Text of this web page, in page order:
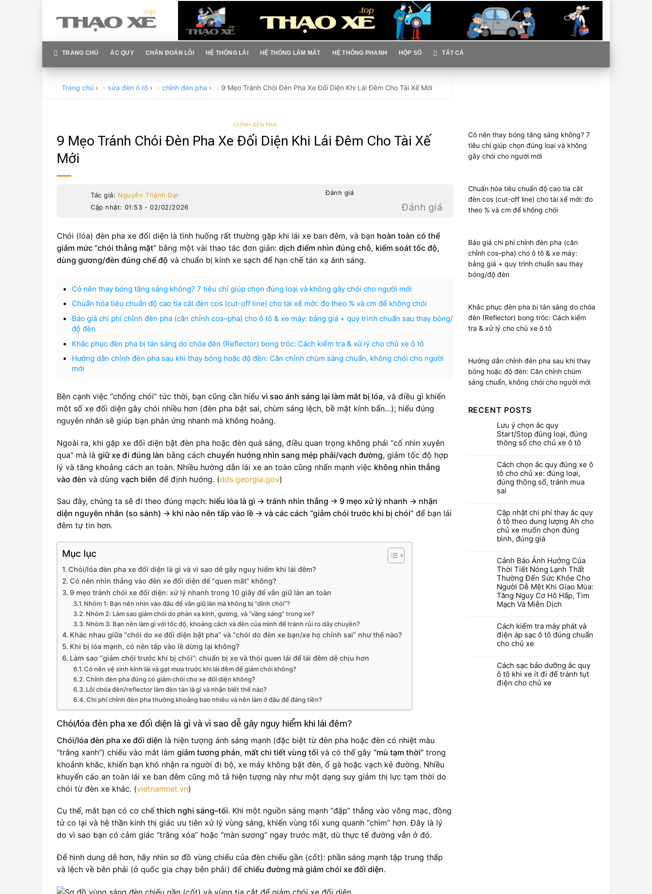
content
TRANG CHỦ ẮC QUY CHẨN ĐOÁN LỖI HỆ THỐNG LÁI HỆ THỐNG LÀM MÁT HỆ THỐNG PHANH HỘP SỐ TẤT CẢ
Trang chủ › sửa đèn ô tô › chỉnh đèn pha › 9 Mẹo Tránh Chói Đèn Pha Xe Đối Diện Khi Lái Đêm Cho Tài Xế Mới
CHỈNH ĐÈN PHA
9 Mẹo Tránh Chói Đèn Pha Xe Đối Diện Khi Lái Đêm Cho Tài Xế
Mới
Tác giả: Nguyễn Thành Đạt
Cập nhật: 01:53 - 02/02/2026
Đánh giá
Đánh giá
Chói (lóa) đèn pha xe đối diện là tình huống rất thường gặp khi lái xe ban đêm, và bạn hoàn toàn có thể
giảm mức “chói thẳng mặt” bằng một vài thao tác đơn giản: dịch điểm nhìn đúng chỗ, kiểm soát tốc độ,
dùng gương/đèn đúng chế độ và chuẩn bị kính xe sạch để hạn chế tán xạ ánh sáng.
Có nên thay bóng tăng sáng không? 7 tiêu chí giúp chọn đúng loại và không gây chói cho người mới
Chuẩn hóa tiêu chuẩn độ cao tia cắt đèn cos (cut-off line) cho tài xế mới: đo theo % và cm để không chói
Báo giá chi phí chỉnh đèn pha (căn chỉnh cos–pha) cho ô tô & xe máy: bảng giá + quy trình chuẩn sau thay bóng/
độ đèn
Khắc phục đèn pha bị tán sáng do chóa đèn (Reflector) bong tróc: Cách kiểm tra & xử lý cho chủ xe ô tô
Hướng dẫn chỉnh đèn pha sau khi thay bóng hoặc độ đèn: Căn chỉnh chùm sáng chuẩn, không chói cho người
mới
Bên cạnh việc “chống chói” tức thời, bạn cũng cần hiểu vì sao ánh sáng lại làm mắt bị lóa, và điều gì khiến
một số xe đối diện gây chói nhiều hơn (đèn pha bật sai, chùm sáng lệch, bề mặt kính bẩn…); hiểu đúng
nguyên nhân sẽ giúp bạn phản ứng nhanh mà không hoảng.
Ngoài ra, khi gặp xe đối diện bật đèn pha hoặc đèn quá sáng, điều quan trọng không phải “cố nhìn xuyên
qua” mà là giữ xe đi đúng làn bằng cách chuyển hướng nhìn sang mép phải/vạch đường, giảm tốc độ hợp
lý và tăng khoảng cách an toàn. Nhiều hướng dẫn lái xe an toàn cũng nhấn mạnh việc không nhìn thẳng
vào đèn và dùng vạch biên để định hướng. (dds.georgia.gov)
Sau đây, chúng ta sẽ đi theo đúng mạch: hiểu lóa là gì → tránh nhìn thẳng → 9 mẹo xử lý nhanh → nhận
diện nguyên nhân (so sánh) → khi nào nên tấp vào lề → và các cách “giảm chói trước khi bị chói” để bạn lái
đêm tự tin hơn.
Mục lục
Chói/lóa đèn pha xe đối diện là gì và vì sao dễ gây nguy hiểm khi lái đêm?
Có nên nhìn thẳng vào đèn xe đối diện để “quen mắt” không?
9 mẹo tránh chói xe đối diện: xử lý nhanh trong 10 giây để vẫn giữ làn an toàn
Nhóm 1: Bạn nên nhìn vào đâu để vẫn giữ làn mà không bị “dính chói”?
Nhóm 2: Làm sao giảm chói do phản xạ kính, gương, và “vầng sáng” trong xe?
Nhóm 3: Bạn nên làm gì với tốc độ, khoảng cách và đèn của mình để tránh rủi ro dây chuyền?
Khác nhau giữa “chói do xe đối diện bật pha” và “chói do đèn xe bạn/xe họ chỉnh sai” như thế nào?
Khi bị lóa mạnh, có nên tấp vào lề dừng lại không?
Làm sao “giảm chói trước khi bị chói”: chuẩn bị xe và thói quen lái để lái đêm dễ chịu hơn
Có nên vệ sinh kính lái và gạt mưa trước khi lái đêm để giảm chói không?
Chỉnh đèn pha đúng có giảm chói cho xe đối diện không?
Lỗi chóa đèn/reflector làm đèn tán là gì và nhận biết thế nào?
Chi phí chỉnh đèn pha thường khoảng bao nhiêu và nên làm ở đâu để đáng tiền?
Chói/lóa đèn pha xe đối diện là gì và vì sao dễ gây nguy hiểm khi lái đêm?
Chói/lóa đèn pha xe đối diện là hiện tượng ánh sáng mạnh (đặc biệt từ đèn pha hoặc đèn có nhiệt màu
“trắng xanh”) chiếu vào mắt làm giảm tương phản, mất chi tiết vùng tối và có thể gây “mù tạm thời” trong
khoảnh khắc, khiến bạn khó nhận ra người đi bộ, xe máy không bật đèn, ổ gà hoặc vạch kẻ đường. Nhiều
khuyến cáo an toàn lái xe ban đêm cũng mô tả hiện tượng này như một dạng suy giảm thị lực tạm thời do
chói từ đèn xe khác. (vietnamnet.vn)
Cụ thể, mắt bạn có cơ chế thích nghi sáng–tối. Khi một nguồn sáng mạnh “đập” thẳng vào võng mạc, đồng
tử co lại và hệ thần kinh thị giác ưu tiên xử lý vùng sáng, khiến vùng tối xung quanh “chìm” hơn. Đây là lý
do vì sao bạn có cảm giác “trắng xóa” hoặc “màn sương” ngay trước mặt, dù thực tế đường vẫn ở đó.
Để hình dung dễ hơn, hãy nhìn sơ đồ vùng chiếu của đèn chiếu gần (cốt): phần sáng mạnh tập trung thấp
và lệch về bên phải (ở quốc gia chạy bên phải) để chiếu đường mà giảm chói xe đối diện.
Có nên thay bóng tăng sáng không? 7
tiêu chí giúp chọn đúng loại và không
gây chói cho người mới
Chuẩn hóa tiêu chuẩn độ cao tia cắt
đèn cos (cut-off line) cho tài xế mới: đo
theo % và cm để không chói
Báo giá chi phí chỉnh đèn pha (căn
chỉnh cos–pha) cho ô tô & xe máy:
bảng giá + quy trình chuẩn sau thay
bóng/độ đèn
Khắc phục đèn pha bị tán sáng do chóa
đèn (Reflector) bong tróc: Cách kiểm
tra & xử lý cho chủ xe ô tô
Hướng dẫn chỉnh đèn pha sau khi thay
bóng hoặc độ đèn: Căn chỉnh chùm
sáng chuẩn, không chói cho người mới
RECENT POSTS
Lưu ý chọn ắc quy
Start/Stop đúng loại, đúng
thông số cho chủ xe ô tô
Cách chọn ắc quy đúng xe ô
tô cho chủ xe: đúng loại,
đúng thông số, tránh mua
sai
Cập nhật chi phí thay ắc quy
ô tô theo dung lượng Ah cho
chủ xe muốn chọn đúng
bình, đúng giá
Cảnh Báo Ảnh Hưởng Của
Thời Tiết Nóng Lạnh Thất
Thường Đến Sức Khỏe Cho
Người Dễ Mệt Khi Giao Mùa:
Tăng Nguy Cơ Hô Hấp, Tim
Mạch Và Miễn Dịch
Cách kiểm tra máy phát và
điện áp sạc ô tô đúng chuẩn
cho chủ xe
Cách sạc bảo dưỡng ắc quy
ô tô khi xe ít đi để tránh tụt
điện cho chủ xe